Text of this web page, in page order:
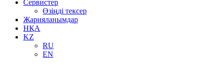
Сервистер
Өзіңді тексер
Жарияланымдар
НҚА
KZ
RU
EN